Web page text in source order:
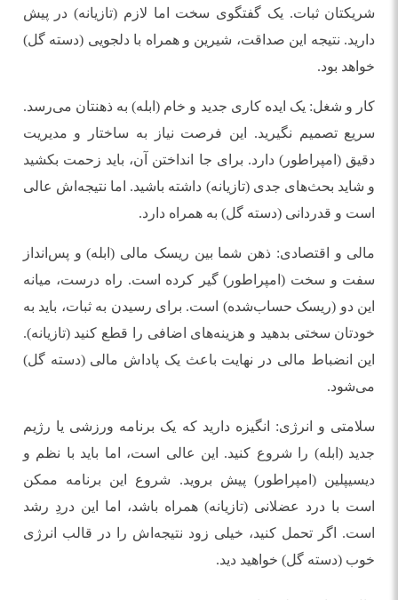
شریکتان ثبات. یک گفتگوی سخت اما لازم (تازیانه) در پیش
دارید. نتیجه این صداقت، شیرین و همراه با دلجویی (دسته گل)
خواهد بود.
کار و شغل: یک ایده کاری جدید و خام (ابله) به ذهنتان می‌رسد.
سریع تصمیم نگیرید. این فرصت نیاز به ساختار و مدیریت
دقیق (امپراطور) دارد. برای جا انداختن آن، باید زحمت بکشید
و شاید بحث‌های جدی (تازیانه) داشته باشید. اما نتیجه‌اش عالی
است و قدردانی (دسته گل) به همراه دارد.
مالی و اقتصادی: ذهن شما بین ریسک مالی (ابله) و پس‌انداز
سفت و سخت (امپراطور) گیر کرده است. راه درست، میانه
این دو (ریسک حساب‌شده) است. برای رسیدن به ثبات، باید به
خودتان سختی بدهید و هزینه‌های اضافی را قطع کنید (تازیانه).
این انضباط مالی در نهایت باعث یک پاداش مالی (دسته گل)
می‌شود.
سلامتی و انرژی: انگیزه دارید که یک برنامه ورزشی یا رژیم
جدید (ابله) را شروع کنید. این عالی است، اما باید با نظم و
دیسیپلین (امپراطور) پیش بروید. شروع این برنامه ممکن
است با درد عضلانی (تازیانه) همراه باشد، اما این دردِ رشد
است. اگر تحمل کنید، خیلی زود نتیجه‌اش را در قالب انرژی
خوب (دسته گل) خواهید دید.